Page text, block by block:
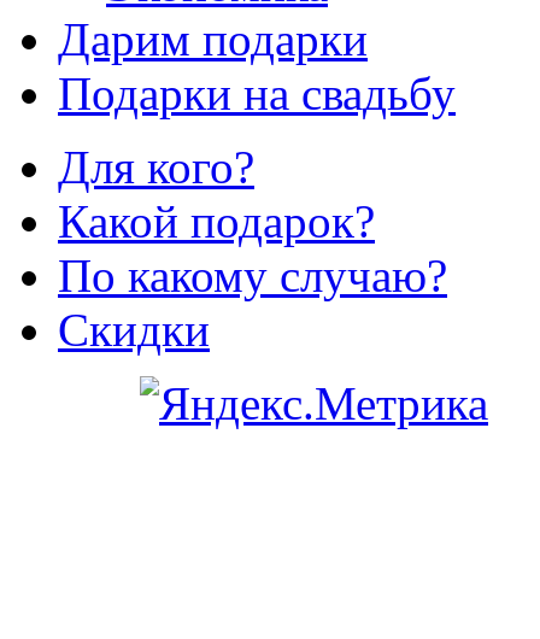
Дарим подарки
Подарки на свадьбу
Для кого?
Какой подарок?
По какому случаю?
Скидки